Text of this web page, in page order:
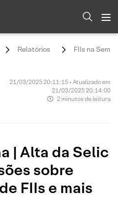
Relatórios FIIs na
21/03/2025 20:11:15 • Atualizado em
21/03/2025 20:14:00
2 minutos de leitura
| Alta da Selic
sobre
FIIs e mais